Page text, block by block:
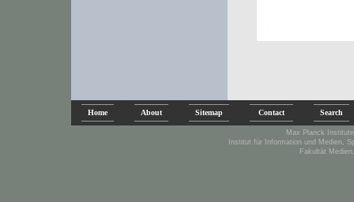
Home About Sitemap Contact Search
Max Planck
Institut für Information und Medien,
Fakultät